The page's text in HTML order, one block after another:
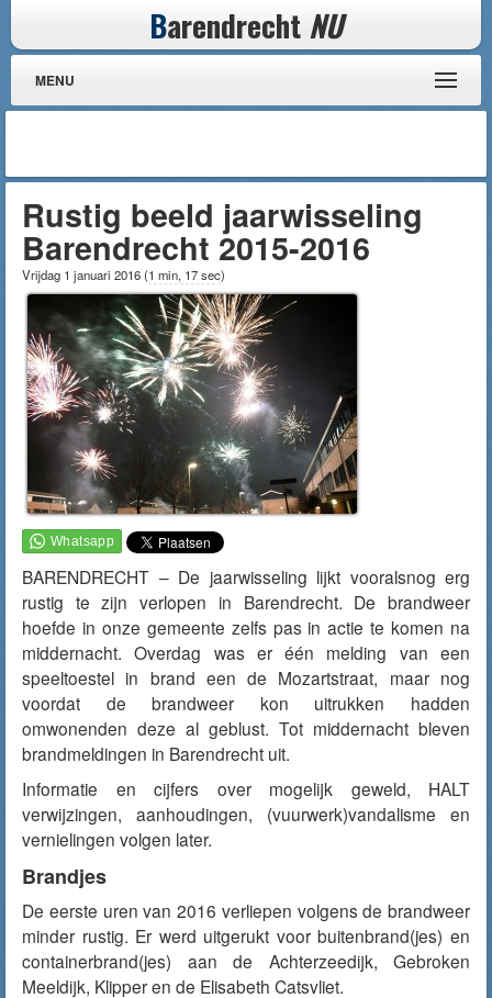
Barendrecht NU
MENU
Rustig beeld jaarwisseling
Barendrecht 2015-2016
Vrijdag 1 januari 2016(1 min, 17 sec)
BARENDRECHT – De jaarwisseling lijkt vooralsnog erg
rustig te zijn verlopen in Barendrecht. De brandweer
hoefde in onze gemeente zelfs pas in actie te komen na
middernacht. Overdag was er één melding van een
speeltoestel in brand een de Mozartstraat, maar nog
voordat de brandweer kon uitrukken hadden
omwonenden deze al geblust. Tot middernacht bleven
brandmeldingen in Barendrecht uit.
Informatie en cijfers over mogelijk geweld, HALT
verwijzingen, aanhoudingen, (vuurwerk)vandalisme en
vernielingen volgen later.
Brandjes
De eerste uren van 2016 verliepen volgens de brandweer
minder rustig. Er werd uitgerukt voor buitenbrand(jes) en
containerbrand(jes) aan de Achterzeedijk, Gebroken
Meeldijk, Klipper en de Elisabeth Catsvliet.